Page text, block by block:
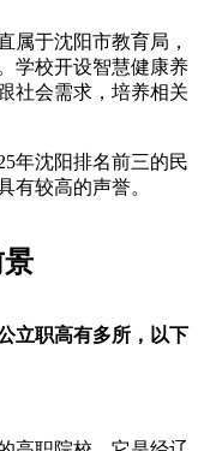
属于沈阳市教育局，
学校开设智慧健康养
社会需求，培养相关
年沈阳排名前三的民
有较高的声誉。
立职高有多所，以下